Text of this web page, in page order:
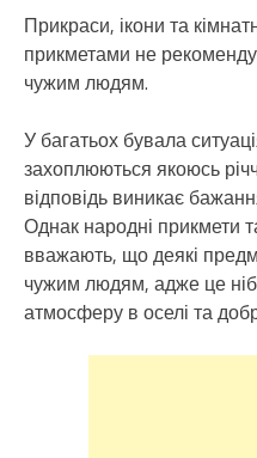
Прикраси, ікони та
прикметами не
чужим людям.
У багатьох бувала
захоплюються якоюсь
відповідь виникає
Однак народні прикмети
вважають, що деякі
чужим людям, адже це
атмосферу в оселі та